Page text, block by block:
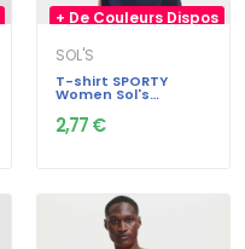
+ De Couleurs Dispos
SOL'S
T-shirt SPORTY
Women Sol's
2,77 €